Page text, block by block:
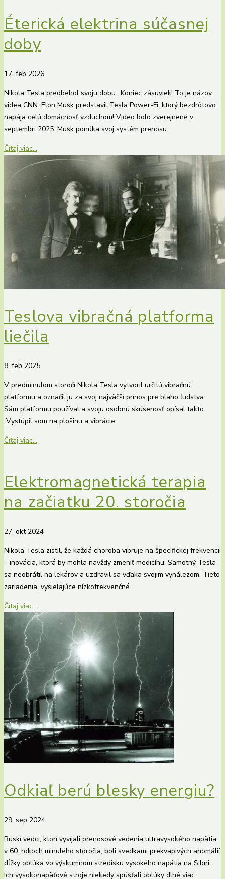
Éterická elektrina súčasnej
doby
17. feb 2026
Nikola Tesla predbehol svoju dobu.. Koniec zásuviek! To je názov
videa CNN. Elon Musk predstavil Tesla Power-Fi, ktorý bezdrôtovo
napája celú domácnosť vzduchom! Video bolo zverejnené v
septembri 2025. Musk ponúka svoj systém prenosu
Čítaj viac...
Teslova vibračná platforma
liečila
8. feb 2025
V predminulom storočí Nikola Tesla vytvoril určitú vibračnú
platformu a označil ju za svoj najväčší prínos pre blaho ľudstva.
Sám platformu používal a svoju osobnú skúsenosť opísal takto:
„Vystúpil som na plošinu a vibrácie
Čítaj viac...
Elektromagnetická terapia
na začiatku 20. storočia
27. okt 2024
Nikola Tesla zistil, že každá choroba vibruje na špecifickej frekvencii
– inovácia, ktorá by mohla navždy zmeniť medicínu. Samotný Tesla
sa neobrátil na lekárov a uzdravil sa vďaka svojim vynálezom. Tieto
zariadenia, vysielajúce nízkofrekvenčné
Čítaj viac...
Odkiaľ berú blesky energiu?
29. sep 2024
Ruskí vedci, ktorí vyvíjali prenosové vedenia ultravysokého napätia
v 60. rokoch minulého storočia, boli svedkami prekvapivých anomálií
dĺžky oblúka vo výskumnom stredisku vysokého napätia na Sibíri.
Ich vysokonapäťové stroje niekedy spúšťali oblúky dlhé viac